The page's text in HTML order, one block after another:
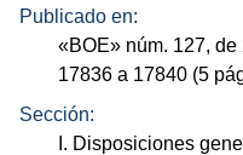
Publicado en:
«BOE» núm. 127, de
17836 a 17840 (5
Sección:
I. Disposiciones